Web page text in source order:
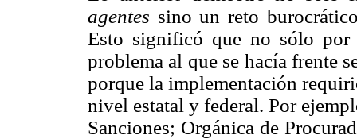
agentes sino un reto
Esto significó que no sólo por
problema al que se hacía frente
porque la implementación
nivel estatal y federal. Por
Sanciones; Orgánica de